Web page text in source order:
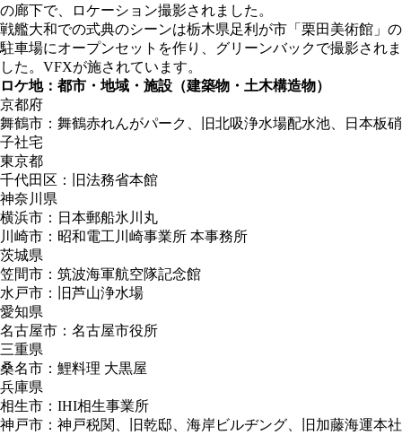
の廊下で、ロケーション撮影されました。
戦艦大和での式典のシーンは栃木県足利が市「栗田美術館」の
駐車場にオープンセットを作り、グリーンバックで撮影されま
した。VFXが施されています。
ロケ地：都市・地域・施設（建築物・土木構造物）
京都府
舞鶴市：舞鶴赤れんがパーク、旧北吸浄水場配水池、日本板硝
子社宅
東京都
千代田区：旧法務省本館
神奈川県
横浜市：日本郵船氷川丸
川崎市：昭和電工川崎事業所 本事務所
茨城県
笠間市：筑波海軍航空隊記念館
水戸市：旧芦山浄水場
愛知県
名古屋市：名古屋市役所
三重県
桑名市：鯉料理 大黒屋
兵庫県
相生市：IHI相生事業所
神戸市：神戸税関、旧乾邸、海岸ビルヂング、旧加藤海運本社